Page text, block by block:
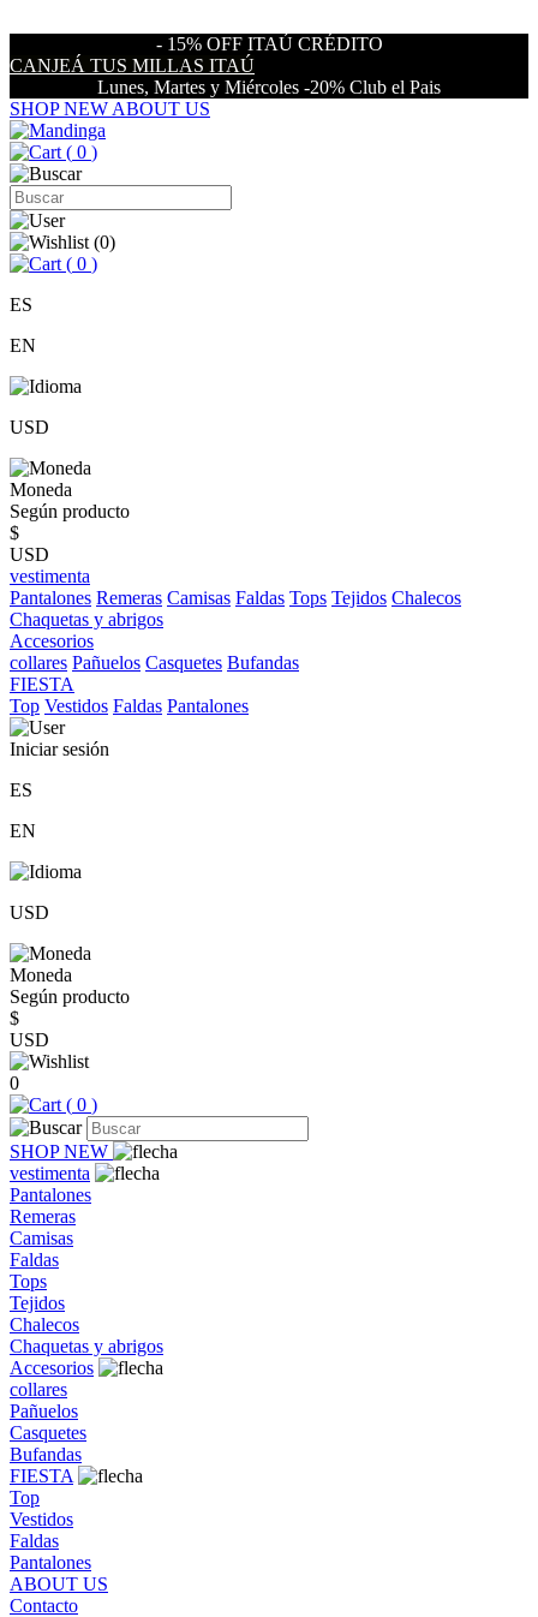
- 15% OFF ITAÚ CRÉDITO
CANJEÁ TUS MILLAS ITAÚ
Lunes, Martes y Miércoles -20% Club el Pais
SHOP NEW ABOUT US
( 0 )
(0)
( 0 )
ES
EN
USD
Moneda
Según producto
$
USD
vestimenta
Pantalones Remeras Camisas Faldas Tops Tejidos Chalecos
Chaquetas y abrigos
Accesorios
collares Pañuelos Casquetes Bufandas
FIESTA
Top Vestidos Faldas Pantalones
Iniciar sesión
ES
EN
USD
Moneda
Según producto
$
USD
0
( 0 )
SHOP NEW
vestimenta
Pantalones
Remeras
Camisas
Faldas
Tops
Tejidos
Chalecos
Chaquetas y abrigos
Accesorios
collares
Pañuelos
Casquetes
Bufandas
FIESTA
Top
Vestidos
Faldas
Pantalones
ABOUT US
Contacto